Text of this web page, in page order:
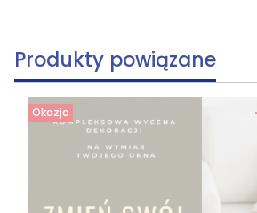
Produkty powiązane
Okazja